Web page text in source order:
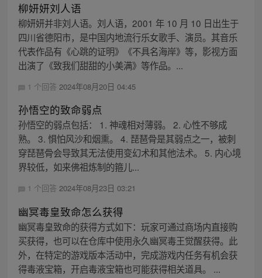
柳妍妍刘人语
柳妍妍并非刘人语。刘人语，2001 年 10 月 10 日出生于
四川省德阳市，是中国内地流行乐女歌手、演员。其音乐
代表作品有《心跳的证明》《不具名海岸》等，影视方面
出演了《致我们甜甜的小美满》等作品。...
1 个回答 2024年08月20日 04:45
孙悟空的致命弱点
孙悟空的弱点包括： 1. 神魂相对薄弱。 2. 心性不够成
熟。 3. 惧怕风沙和烟熏。 4. 琵琶骨是其弱点之一，被刺
穿琵琶骨会导致其无法使用变幻术和其他法术。 5. 内心境
界较低，如来佛祖炼制的箍儿...
1 个回答 2024年08月23日 03:21
幽冥毒皇致命怎么获得
幽冥毒皇致命的获得方式如下：玩家可通过商场内直接购
买获得，也可以在仓库中使用永久幽冥毒王觉醒获得。此
外，在特定的游戏版本活动中，完成游戏内任务有机会获
得毒液宝箱，开启毒液宝箱也可能获得相关道具。 ...